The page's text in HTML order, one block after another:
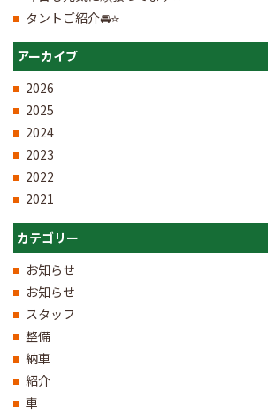
タントご紹介🚘⭐
アーカイブ
2026
2025
2024
2023
2022
2021
カテゴリー
お知らせ
お知らせ
スタッフ
整備
納車
紹介
車